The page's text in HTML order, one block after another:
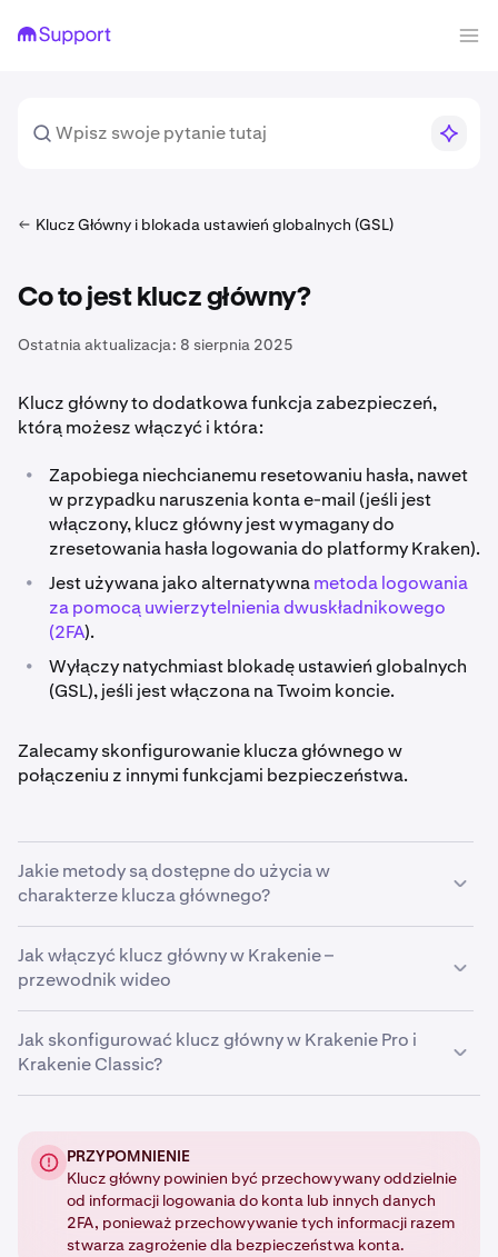
Klucz Główny i blokada ustawień globalnych (GSL)
Co to jest klucz główny?
Ostatnia aktualizacja: 8 sierpnia 2025
Klucz główny to dodatkowa funkcja zabezpieczeń,
którą możesz włączyć i która:
•
Zapobiega niechcianemu resetowaniu hasła, nawet
w przypadku naruszenia konta e-mail (jeśli jest
włączony, klucz główny jest wymagany do
zresetowania hasła logowania do platformy Kraken).
• Jest używana jako alternatywnametoda logowania
za pomocą uwierzytelnienia dwuskładnikowego
(2FA).
•
Wyłączy natychmiast blokadę ustawień globalnych
(GSL), jeśli jest włączona na Twoim koncie.
Zalecamy skonfigurowanie klucza głównego w
połączeniu z innymi funkcjami bezpieczeństwa.
Jakie metody są dostępne do użycia w
charakterze klucza głównego?
•
Klucz sprzętowy (zalecany). W przypadku klucza
głównego Kraken obsługuje klucze bezpieczeństwa
wykorzystujące protokoły FIDO2.
• Aplikacja uwierzytelniająca
•
Jak włączyć klucz główny w Krakenie –
przewodnik wideo
Jak skonfigurować klucz główny w Krakenie Pro i
Krakenie Classic?
Zaloguj sięi kliknij ikonę profilu w prawym górnym
rogu strony.
Kliknij Ustawienia i przejdź do karty
PRZYPOMNIENIE
Klucz główny powinien być przechowywany oddzielnie
od informacji logowania do konta lub innych danych
2FA, ponieważ przechowywanie tych informacji razem
stwarza zagrożenie dla bezpieczeństwa konta.